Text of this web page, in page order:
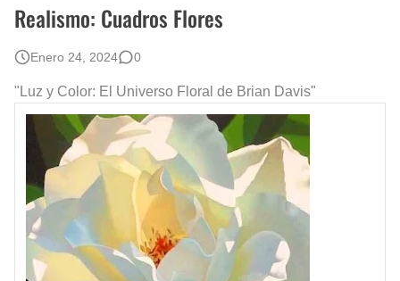
Realismo: Cuadros Flores
Enero 24, 2024 0
"Luz y Color: El Universo Floral de Brian Davis"